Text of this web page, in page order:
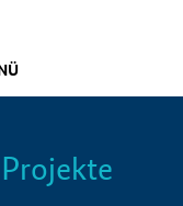
Info